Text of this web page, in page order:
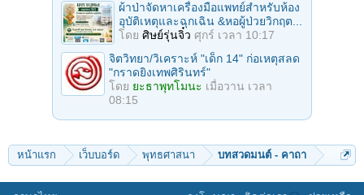
ผ้าป่าจัดหาเครื่องมือแพทย์สำหรับห้อง
อุบัติเหตุและฉุกเฉิน &หอผู้ป่วยวิกฤต...
โดย ศิษย์รุ่นจิ๋ว ศุกร์ เวลา 10:17
จิตวิทยา/วิเคราะห์ "เด็ก 14" ก่อเหตุสลด
"กราดยิงเทพศิรินทร์"
โดย ยะธาพุทโมนะ เมื่อวาน เวลา
08:15
หน้าแรก เว็บบอร์ด พุทธศาสนา บทสวดมนต์ - คาถา